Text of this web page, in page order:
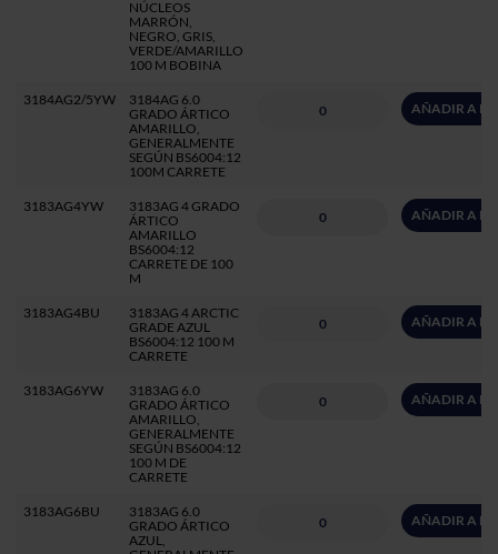
NÚCLEOS
MARRÓN,
NEGRO, GRIS,
VERDE/AMARILLO
100 M BOBINA
3184AG2/5YW
3184AG 6.0
GRADO ÁRTICO
AMARILLO,
GENERALMENTE
SEGÚN BS6004:12
100M CARRETE
AÑADIR A
3183AG4YW
3183AG 4 GRADO
ÁRTICO
AMARILLO
BS6004:12
CARRETE DE 100
M
AÑADIR A
3183AG4BU
3183AG 4 ARCTIC
GRADE AZUL
BS6004:12 100 M
CARRETE
AÑADIR A
3183AG6YW
3183AG 6.0
GRADO ÁRTICO
AMARILLO,
GENERALMENTE
SEGÚN BS6004:12
100 M DE
CARRETE
AÑADIR A
3183AG6BU
3183AG 6.0
GRADO ÁRTICO
AZUL,
AÑADIR A